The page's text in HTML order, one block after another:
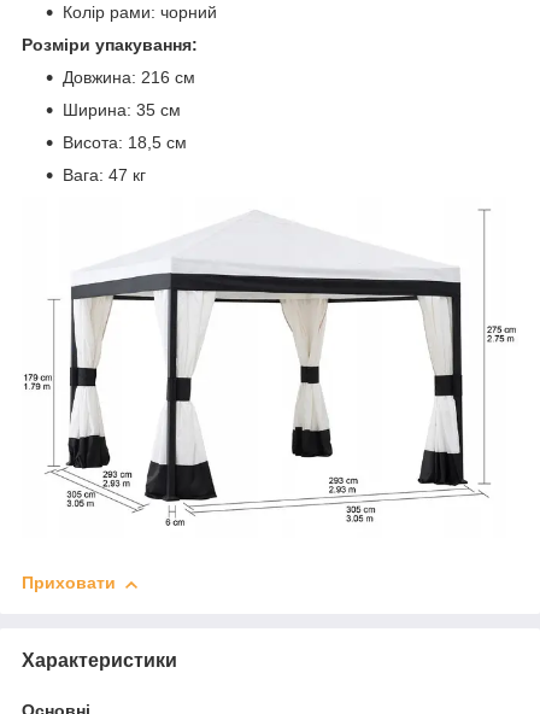
Колір рами: чорний
Розміри упакування:
Довжина: 216 см
Ширина: 35 см
Висота: 18,5 см
Вага: 47 кг
Приховати
Характеристики